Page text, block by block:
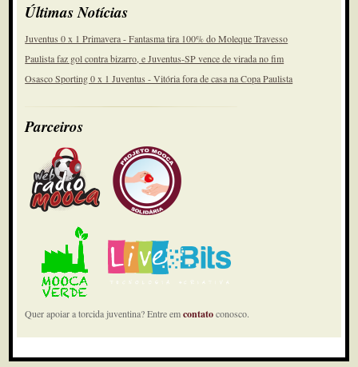
Últimas Notícias
Juventus 0 x 1 Primavera - Fantasma tira 100% do Moleque Travesso
Paulista faz gol contra bizarro, e Juventus-SP vence de virada no fim
Osasco Sporting 0 x 1 Juventus - Vitória fora de casa na Copa Paulista
Parceiros
Quer apoiar a torcida juventina? Entre emcontatoconosco.